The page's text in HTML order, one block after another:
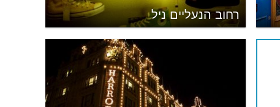
רחוב הנעליים ניל